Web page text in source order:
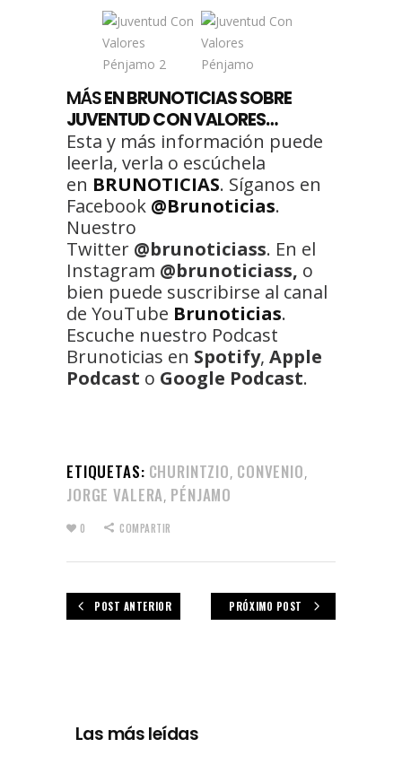
MÁSEN BRUNOTICIAS SOBRE
JUVENTUD CON VALORES…
Esta y más información puede
leerla, verla o escúchela
en BRUNOTICIAS. Síganos en
Facebook @Brunoticias.
Nuestro
Twitter @brunoticiass. En el
Instagram @brunoticiass, o
bien puede suscribirse al canal
de YouTube Brunoticias.
Escuche nuestro Podcast
Brunoticias en Spotify, Apple
Podcast o Google Podcast.
ETIQUETAS: CHURINTZIO, CONVENIO,
JORGE VALERA, PÉNJAMO
0 COMPARTIR
POST ANTERIOR PRÓXIMO POST
Las más leídas